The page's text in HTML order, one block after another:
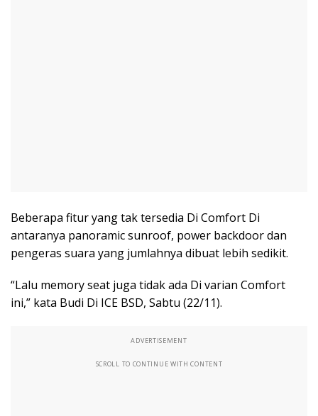
Beberapa fitur yang tak tersedia Di Comfort Di
antaranya panoramic sunroof, power backdoor dan
pengeras suara yang jumlahnya dibuat lebih sedikit.
“Lalu memory seat juga tidak ada Di varian Comfort
ini,” kata Budi Di ICE BSD, Sabtu (22/11).
ADVERTISEMENT
SCROLL TO CONTINUE WITH CONTENT